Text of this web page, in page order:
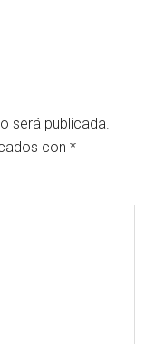
será publicada.
con*